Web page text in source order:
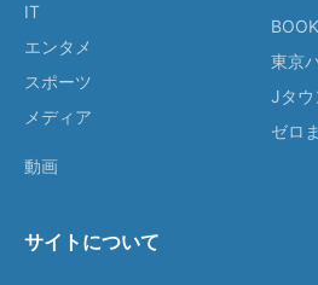
IT
エンタメ
スポーツ
メディア
動画
東京
Jタウ
ゼロ
サイトについて